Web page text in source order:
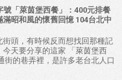
「萊茵堡西餐」：400元排餐
昭和風的懷舊回憶 104台北中
頭，有時候反而想找回那種記
天要分享的這家 「萊茵堡西
街的巷弄裡，是許多老台北人口